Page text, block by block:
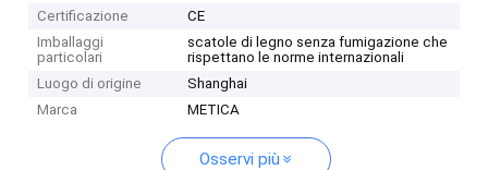
Certificazione
CE
Imballaggi
particolari
scatole di legno senza fumigazione che
rispettano le norme internazionali
Luogo di origine
Shanghai
Marca
METICA
Osservi più